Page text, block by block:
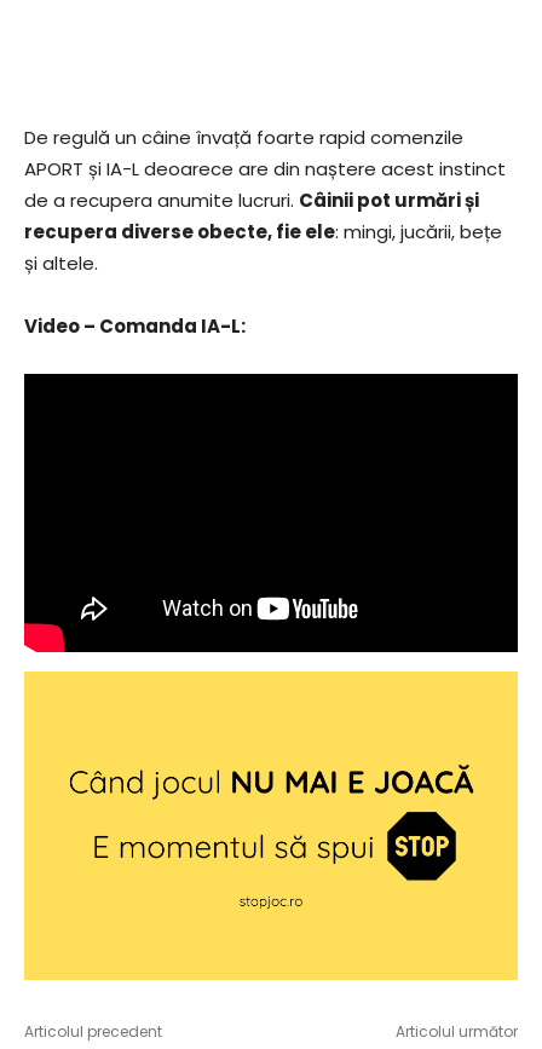
De regulă un câine învață foarte rapid comenzile
APORT și IA-L deoarece are din naștere acest instinct
de a recupera anumite lucruri. Câinii pot urmări și
recupera diverse obecte, fie ele: mingi, jucării, bețe
și altele.
Video – Comanda IA-L:
Articolul precedent Articolul următor